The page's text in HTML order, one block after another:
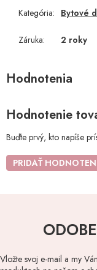
Kategória: Bytové
Záruka: 2 roky
Hodnotenie
Buďte prvý, kto napíše
PRIDAŤ
Vložte svoj e-mail a my